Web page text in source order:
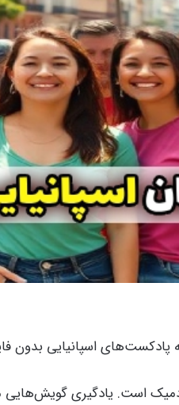
پادکست‌های اسپانیایی
است. یادگیری گویش‌هایی